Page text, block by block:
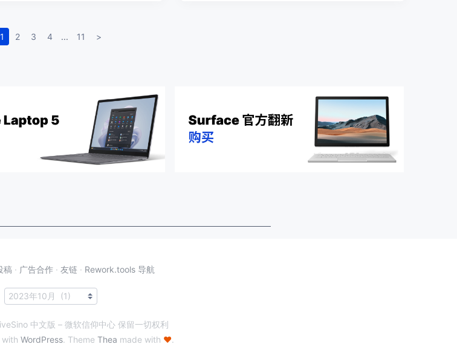
1 2 3 4 ... 11 >
稿 · 广告合作 · 友链 · Rework.tools 导航
中文版 – 微软信仰中心 保留一切权利
WordPress. Theme Thea made with ♥.